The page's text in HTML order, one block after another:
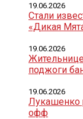
Стали
«Дикая
19.06.2026
поджоги
19.06.2026
Лукашенко
офф
19.06.2026